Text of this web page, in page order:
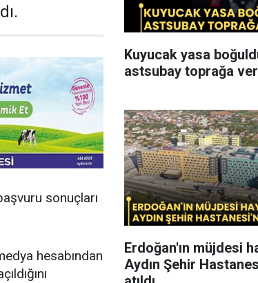
sonuçları
hesabından
Kuyucak yasa
astsubay toprağa
Erdoğan'ın müjdesi
Aydın Şehir